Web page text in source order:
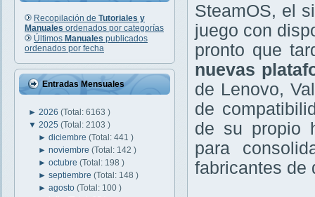
Recopilación de Tutoriales y
Manuales ordenados por categorías
Últimos Manuales publicados
ordenados por fecha
Entradas Mensuales
► 2026 (Total: 6163 )
▼ 2025 (Total: 2103 )
►diciembre(Total: 441 )
►noviembre(Total: 142 )
►octubre(Total: 198 )
►septiembre(Total: 148 )
►agosto(Total: 100 )
SteamOS, el
juego con
pronto que
nuevas
de Lenovo,
de
de su propio
para
fabricantes de